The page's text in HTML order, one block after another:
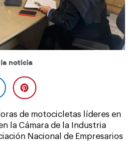
noticia
de motocicletas líderes en
la Cámara de la Industria
Nacional de Empresarios